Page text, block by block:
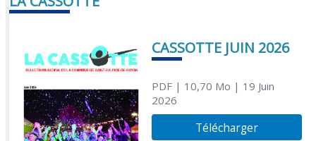
CASSOTTE JUIN 2026
PDF| 10,70 Mo | 19 Juin
2026
Télécharger